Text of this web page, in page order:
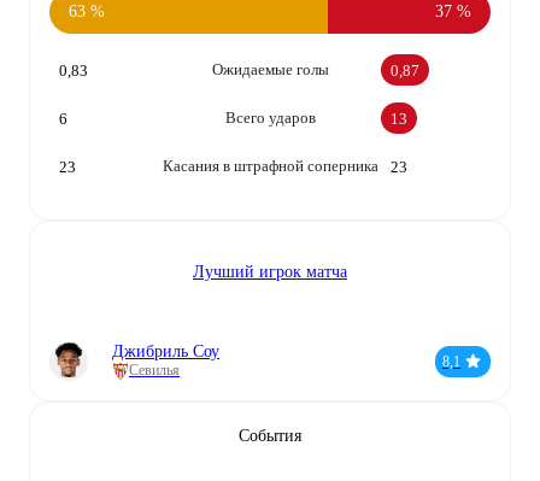
63 % 37 %
Ожидаемые голы
0,83 0,87
Всего ударов
6 13
Касания в штрафной соперника
23 23
Лучший игрок матча
Джибриль Соу
Севилья
8,1
События